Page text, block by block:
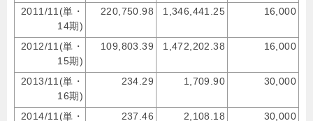
2011/11(単・
14期)
220,750.98 1,346,441.25 16,000
2012/11(単・
15期)
109,803.39 1,472,202.38 16,000
2013/11(単・
16期)
234.29 1,709.90 30,000
2014/11(単・
237.46 2,108.18 30,000